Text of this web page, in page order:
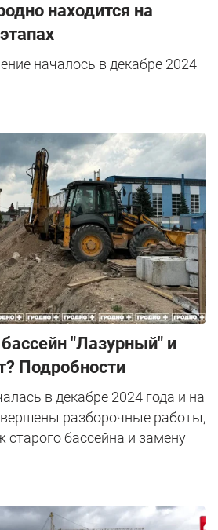
находится на
началось в декабре 2024
"Лазурный" и
Подробности
в декабре 2024 года и на
разборочные работы,
бассейна и замену